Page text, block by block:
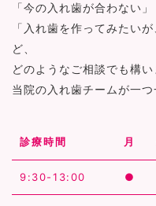
「今の入れ歯が合わない」
「入れ歯を作ってみたい
ど、
どのようなご相談でも構い
当院の入れ歯チームが一つ
診療時間 月
9:30-13:00 ●